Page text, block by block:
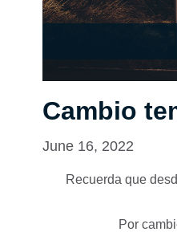
Cambio
June 16, 2022
Recuerda que
Por